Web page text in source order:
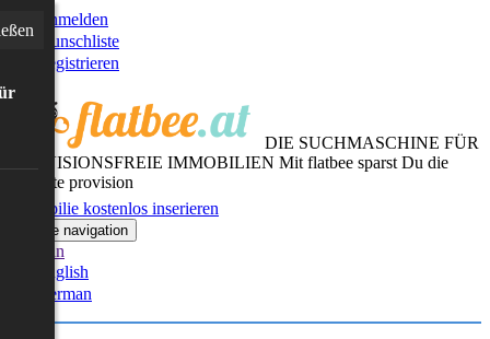
Anmelden
Wunschliste
Registrieren
DIE SUCHMASCHINE FÜR
PROVISIONSFREIE IMMOBILIEN Mit flatbee sparst Du die
gesamte provision
Immobilie kostenlos inserieren
Toggle navigation
German
English
German